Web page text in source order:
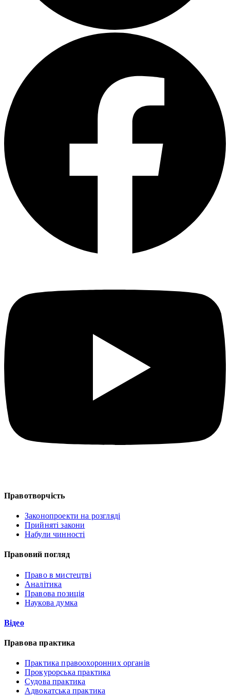
Правотворчість
Законопроекти на розгляді
Прийняті закони
Набули чинності
Правовий погляд
Право в мистецтві
Аналітика
Правова позиція
Наукова думка
Відео
Правова практика
Практика правоохоронних органів
Прокурорська практика
Судова практика
Адвокатська практика